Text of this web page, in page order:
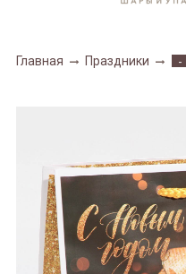
Главная Праздники -